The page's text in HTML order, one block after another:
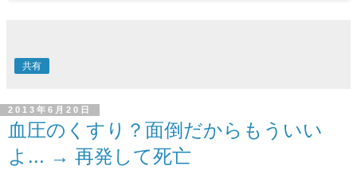
共有
2013年6月20日
血圧のくすり？面倒だからもういい
よ... → 再発して死亡